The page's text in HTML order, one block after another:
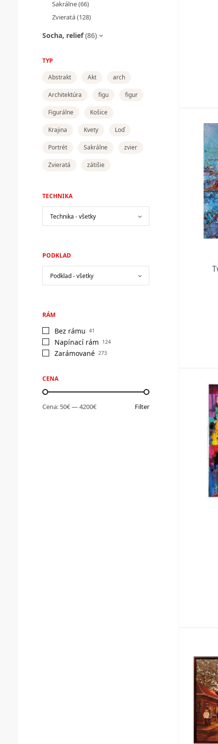
Sakrálne(66)
Zvieratá(128)
Socha, relief (86)
TYP
Abstrakt
Akt arch
Architektúra figu figur
Figurálne Košice
Krajina Kvety Loď
Portrét Sakrálne zvier
Zvieratá zátišie
TECHNIKA
PODKLAD
RÁM
Bez rámu 41
Napínací rám 124
Zarámované 273
CENA
Filter
Cena: 50€—4200€